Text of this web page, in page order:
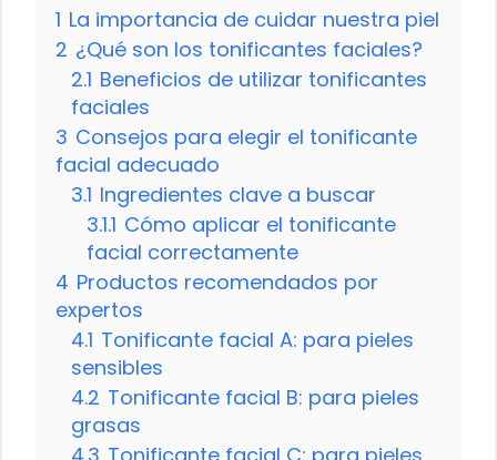
1 La importancia de cuidar nuestra piel
2 ¿Qué son los tonificantes faciales?
2.1 Beneficios de utilizar tonificantes
faciales
3 Consejos para elegir el tonificante
facial adecuado
3.1 Ingredientes clave a buscar
3.1.1 Cómo aplicar el tonificante
facial correctamente
4 Productos recomendados por
expertos
4.1 Tonificante facial A: para pieles
sensibles
4.2 Tonificante facial B: para pieles
grasas